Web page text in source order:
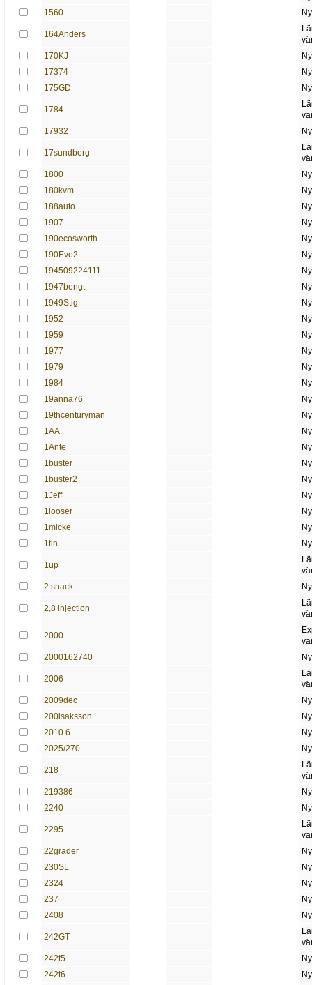
1560
164Anders
170KJ
17374
175GD
1784
17932
17sundberg
1800
180kvm
188auto
1907
190ecosworth
190Evo2
194509224111
1947bengt
1949Stig
1952
1959
1977
1979
1984
19anna76
19thcenturyman
1AA
1Ante
1buster
1buster2
1Jeff
1looser
1micke
1tin
1up
2 snack
2,8 injection
2000
2000162740
2006
2009dec
200isaksson
2010 6
2025/270
218
219386
2240
2295
22grader
230SL
2324
237
2408
242GT
242t5
242t6